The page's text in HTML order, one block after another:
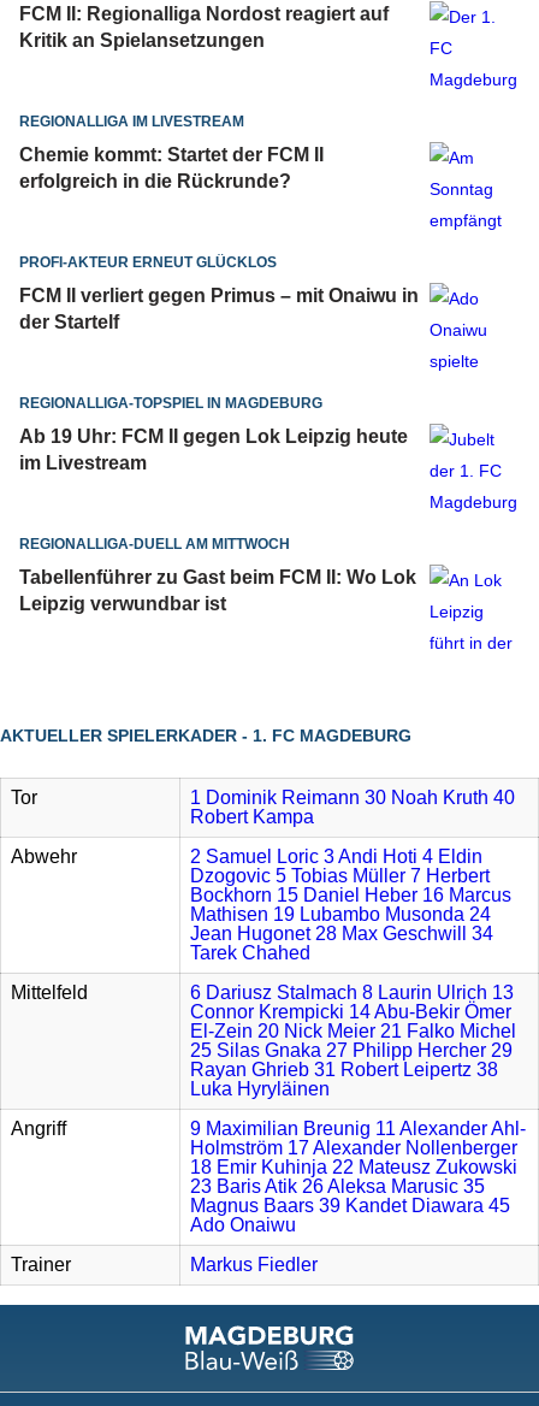
FCM II: Regionalliga Nordost reagiert auf
Kritik an Spielansetzungen
REGIONALLIGA IM LIVESTREAM
Chemie kommt: Startet der FCM II
erfolgreich in die Rückrunde?
PROFI-AKTEUR ERNEUT GLÜCKLOS
FCM II verliert gegen Primus – mit Onaiwu in
der Startelf
REGIONALLIGA-TOPSPIEL IN MAGDEBURG
Ab 19 Uhr: FCM II gegen Lok Leipzig heute
im Livestream
REGIONALLIGA-DUELL AM MITTWOCH
Tabellenführer zu Gast beim FCM II: Wo Lok
Leipzig verwundbar ist
AKTUELLER SPIELERKADER - 1. FC MAGDEBURG
Tor 1 Dominik Reimann 30 Noah Kruth 40
Robert Kampa
Abwehr
2 Samuel Loric 3 Andi Hoti 4 Eldin
Dzogovic 5 Tobias Müller 7 Herbert
Bockhorn 15 Daniel Heber 16 Marcus
Mathisen 19 Lubambo Musonda 24
Jean Hugonet 28 Max Geschwill
34
Tarek Chahed
Mittelfeld
6 Dariusz Stalmach 8 Laurin Ulrich 13
Connor Krempicki 14 Abu-Bekir Ömer
El-Zein 20 Nick Meier 21 Falko Michel
25 Silas Gnaka 27 Philipp Hercher 29
Rayan Ghrieb 31 Robert Leipertz 38
Luka Hyryläinen
Angriff
9 Maximilian Breunig 11 Alexander Ahl-
Holmström 17 Alexander Nollenberger
18 Emir Kuhinja 22 Mateusz Zukowski
23 Baris Atik 26 Aleksa Marusic 35
Magnus Baars 39 Kandet Diawara 45
Ado Onaiwu
Trainer
Markus Fiedler